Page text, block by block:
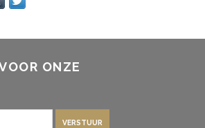
ONZE
VERSTUUR